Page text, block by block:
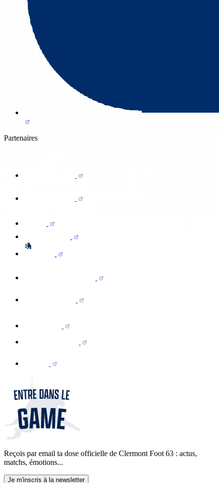
Partenaires
Reçois par email ta dose officielle de Clermont Foot 63 : actus,
matchs, émotions...
Je m'inscris à la newsletter